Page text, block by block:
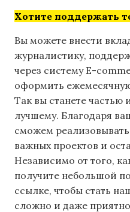
Хотите поддержать
Вы можете внести
журналистику,
через систему E-
оформить
Так вы станете
лучшему. Благодаря
сможем
важных проектов и
Независимо от того,
получите небольшой
ссылке, чтобы стать
сложно и даже